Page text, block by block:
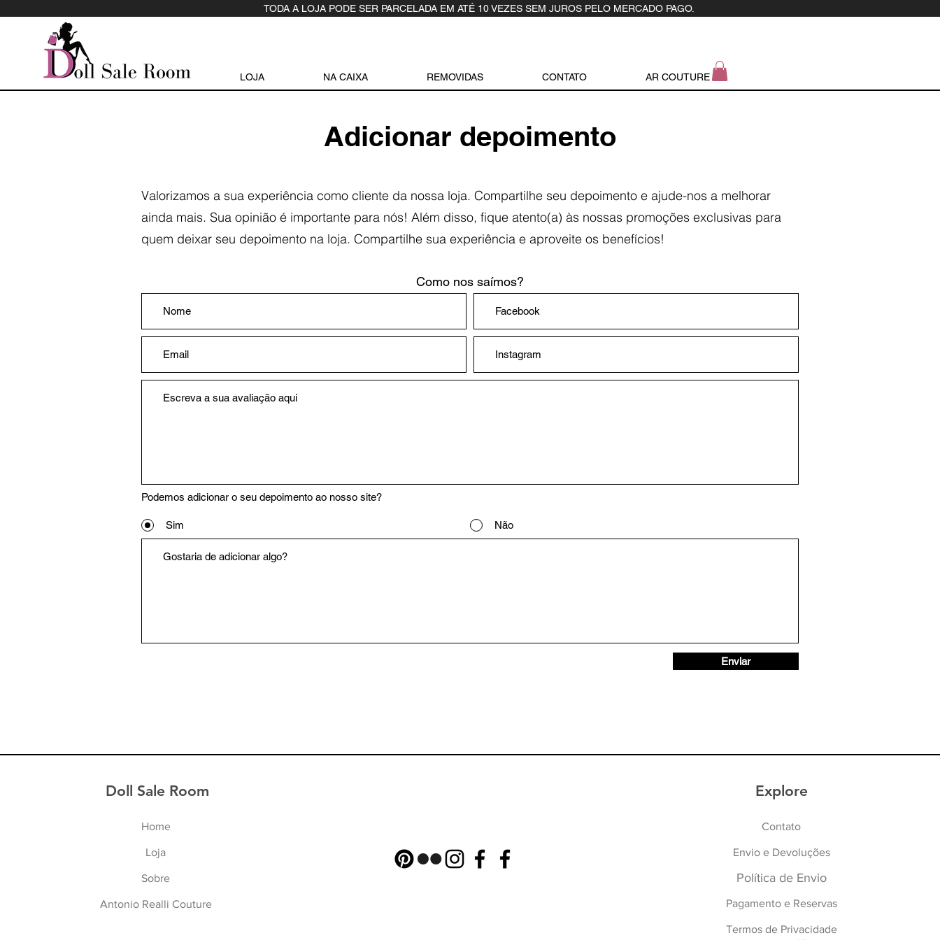
TODA A LOJA PODE SER PARCELADA EM ATÉ 10 VEZES SEM JUROS PELO MERCADO PAGO.
LOJA NA CAIXA REMOVIDAS CONTATO AR COUTURE
Adicionar depoimento
Valorizamos a sua experiência como cliente da nossa loja. Compartilhe seu depoimento e ajude-nos a melhorar
ainda mais. Sua opinião é importante para nós! Além disso, fique atento(a) às nossas promoções exclusivas para
quem deixar seu depoimento na loja. Compartilhe sua experiência e aproveite os benefícios!
Como nos saímos?
Podemos adicionar o seu depoimento ao nosso site?
Sim Não
Enviar
Doll Sale Room
Home
Loja
Sobre
Antonio Realli Couture
Explore
Contato
Envio e Devoluções
Política de Envio
Pagamento e Reservas
Termos de Privacidade